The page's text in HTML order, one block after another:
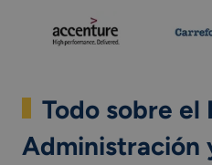
Todo sobre el
Administración